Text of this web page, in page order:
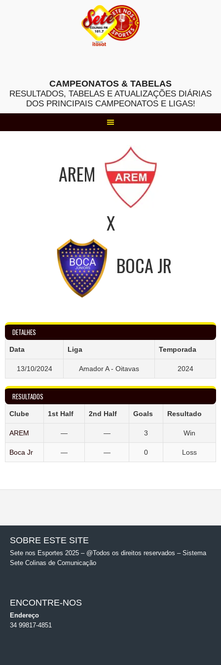
CAMPEONATOS & TABELAS
RESULTADOS, TABELAS E ATUALIZAÇÕES DIÁRIAS
DOS PRINCIPAIS CAMPEONATOS E LIGAS!
AREM
X
BOCA JR
DETALHES
Data Liga Temporada
13/10/2024 Amador A - Oitavas 2024
RESULTADOS
Clube 1st Half 2nd Half Goals Resultado
AREM — — 3 Win
Boca Jr — — 0 Loss
SOBRE ESTE SITE
Sete nos Esportes 2025 – @Todos os direitos reservados – Sistema
Sete Colinas de Comunicação
ENCONTRE-NOS
Endereço
34 99817-4851